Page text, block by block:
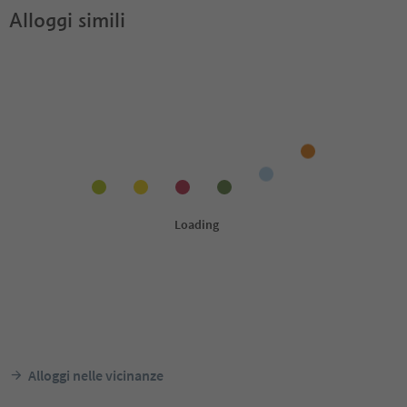
Alloggi simili
Alloggi nelle vicinanze